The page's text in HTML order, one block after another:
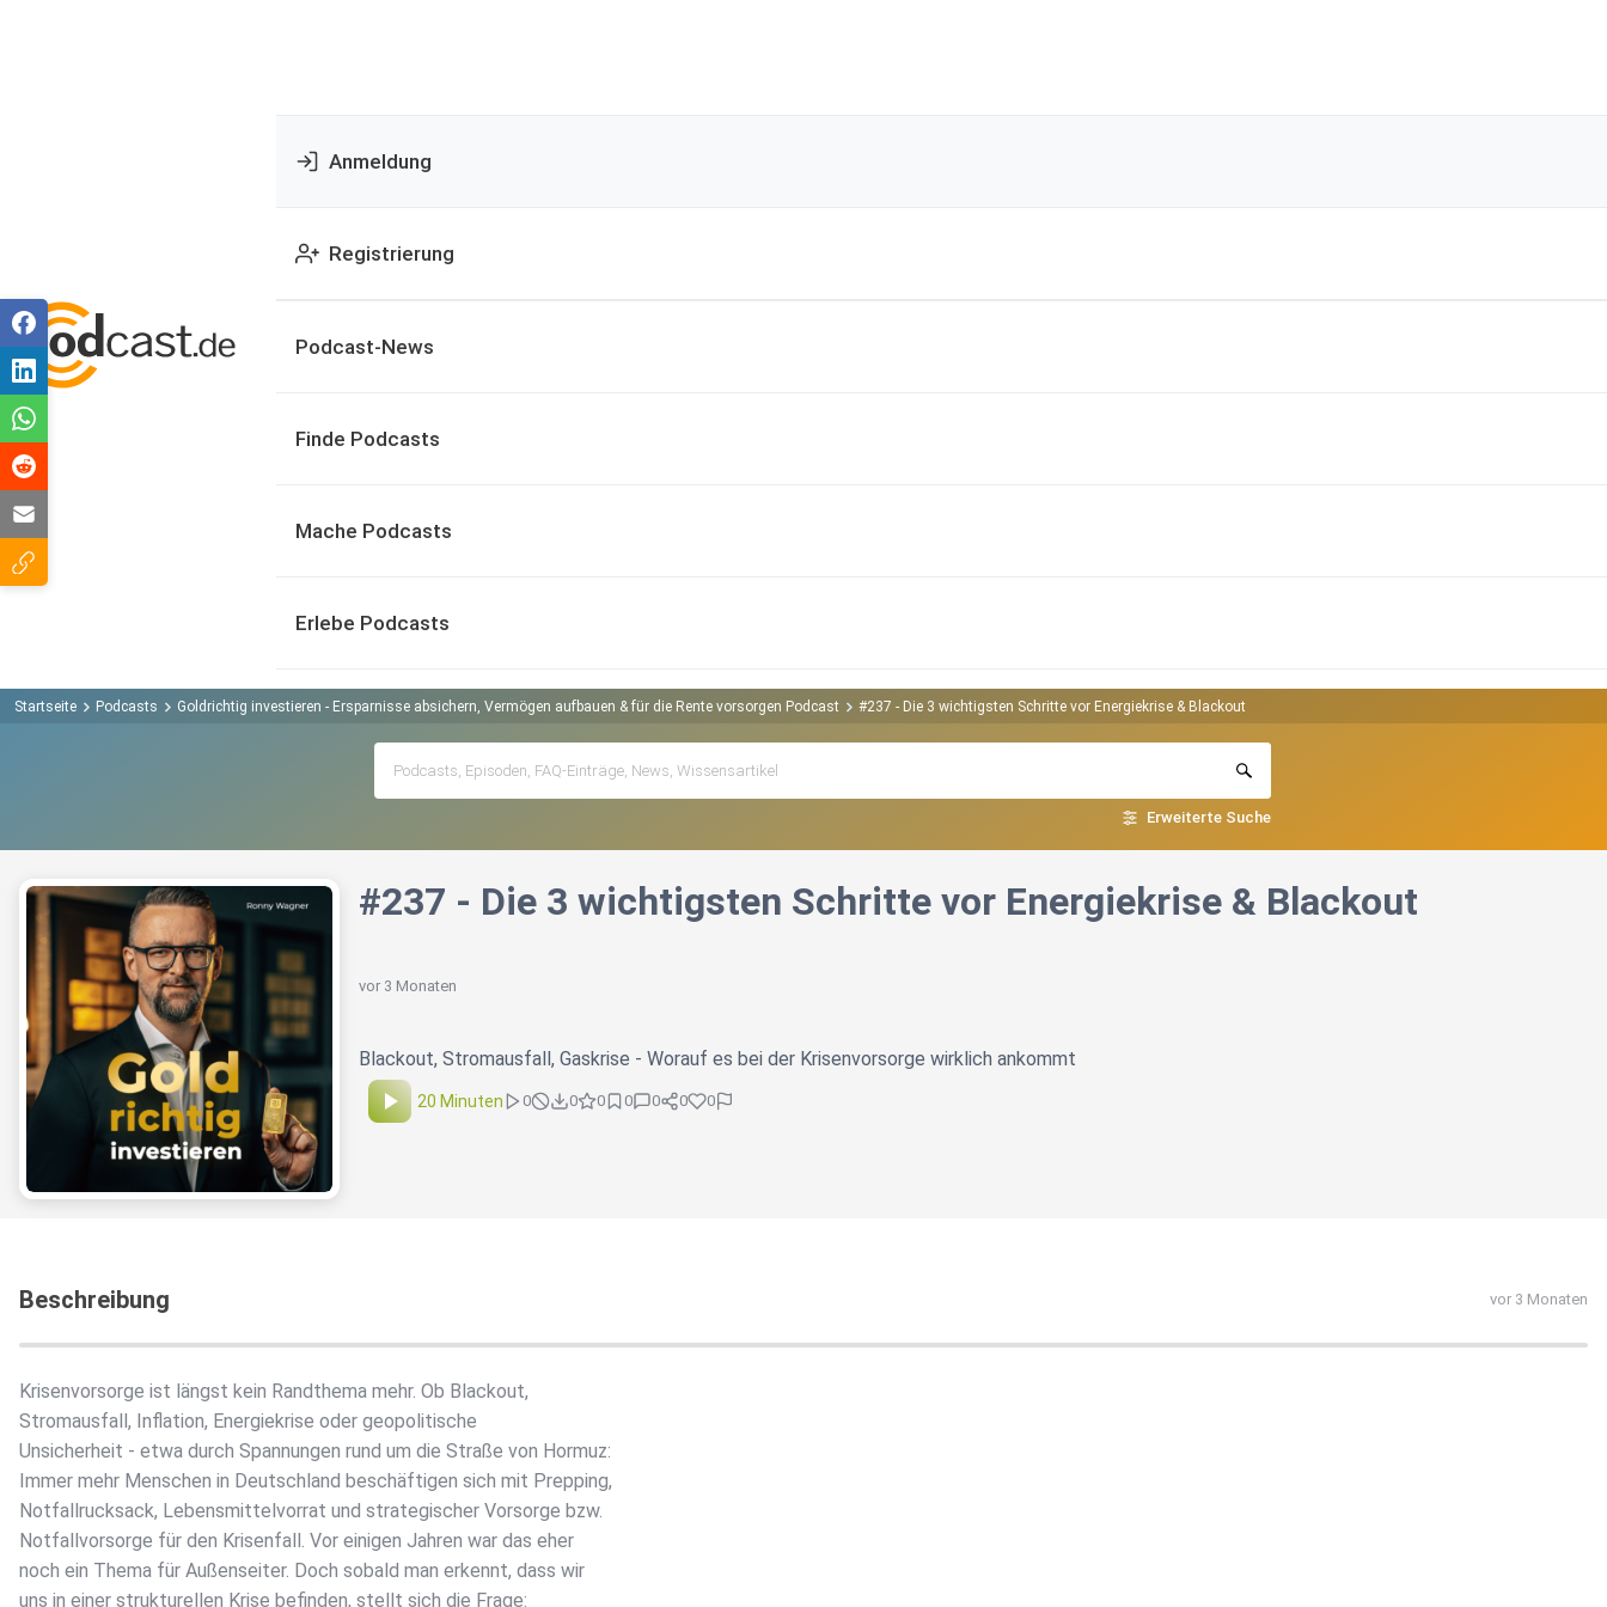
Anmeldung
Registrierung
Podcast-News
Finde Podcasts
Mache Podcasts
Erlebe Podcasts
Startseite Podcasts Goldrichtig investieren - Ersparnisse absichern, Vermögen aufbauen & für die Rente vorsorgen Podcast #237 - Die 3 wichtigsten Schritte vor Energiekrise & Blackout
Erweiterte Suche
#237 - Die 3 wichtigsten Schritte vor Energiekrise & Blackout
vor 3 Monaten
Blackout, Stromausfall, Gaskrise - Worauf es bei der Krisenvorsorge wirklich ankommt
20 Minuten 0 0 0 0 0 0 0
Beschreibung vor 3 Monaten
Krisenvorsorge ist längst kein Randthema mehr. Ob Blackout,
Stromausfall, Inflation, Energiekrise oder geopolitische
Unsicherheit - etwa durch Spannungen rund um die Straße von Hormuz:
Immer mehr Menschen in Deutschland beschäftigen sich mit Prepping,
Notfallrucksack, Lebensmittelvorrat und strategischer Vorsorge bzw.
Notfallvorsorge für den Krisenfall. Vor einigen Jahren war das eher
noch ein Thema für Außenseiter. Doch sobald man erkennt, dass wir
uns in einer strukturellen Krise befinden, stellt sich die Frage: